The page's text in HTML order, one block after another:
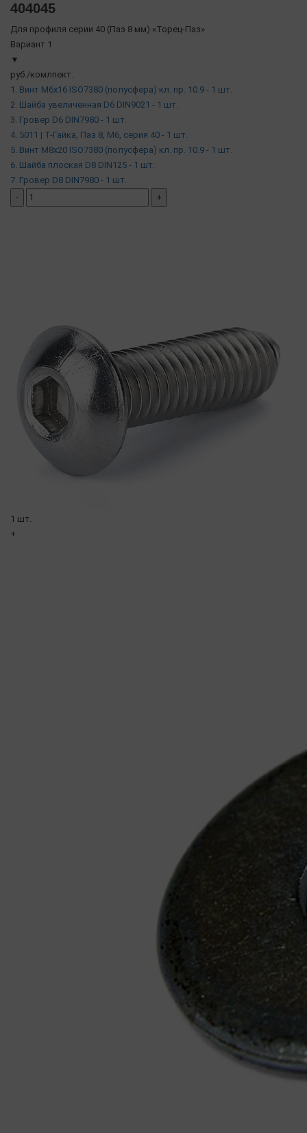
404045
Для профиля серии 40 (Паз 8 мм) «Торец-Паз»
Вариант 1
▼
руб./комлпект.
1. Винт М6х16 ISO7380 (полусфера) кл. пр. 10.9 - 1 шт.
2. Шайба увеличенная D6 DIN9021 - 1 шт.
3. Гровер D6 DIN7980 - 1 шт.
4. 5011 | Т-Гайка, Паз 8, М6, серия 40 - 1 шт.
5. Винт М8х20 ISO7380 (полусфера) кл. пр. 10.9 - 1 шт.
6. Шайба плоская D8 DIN125 - 1 шт.
7. Гровер D8 DIN7980 - 1 шт.
-
+
1 шт.
+